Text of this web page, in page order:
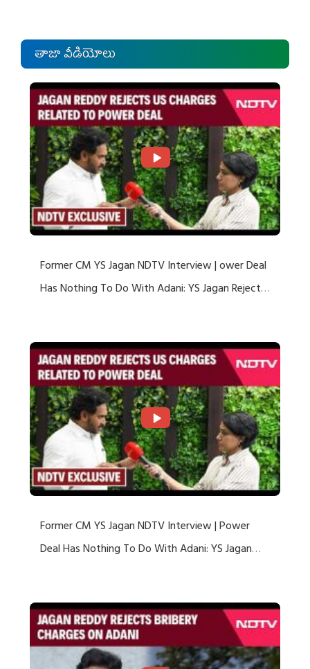
తాజా వీడియోలు
Former CM YS Jagan NDTV Interview | ower Deal
Has Nothing To Do With Adani: YS Jagan Rejects
Former CM YS Jagan NDTV Interview | Power
Deal Has Nothing To Do With Adani: YS Jagan